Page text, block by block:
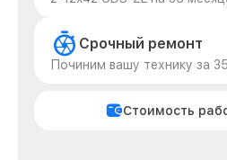
Срочный ремонт
Починим вашу технику за
Стоимость